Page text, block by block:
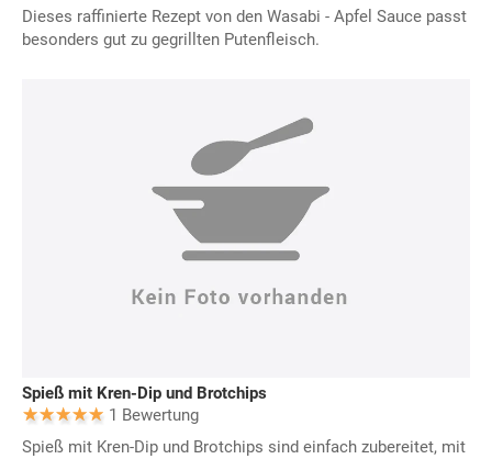
Dieses raffinierte Rezept von den Wasabi - Apfel Sauce passt
besonders gut zu gegrillten Putenfleisch.
Spieß mit Kren-Dip und Brotchips
1 Bewertung
Spieß mit Kren-Dip und Brotchips sind einfach zubereitet, mit